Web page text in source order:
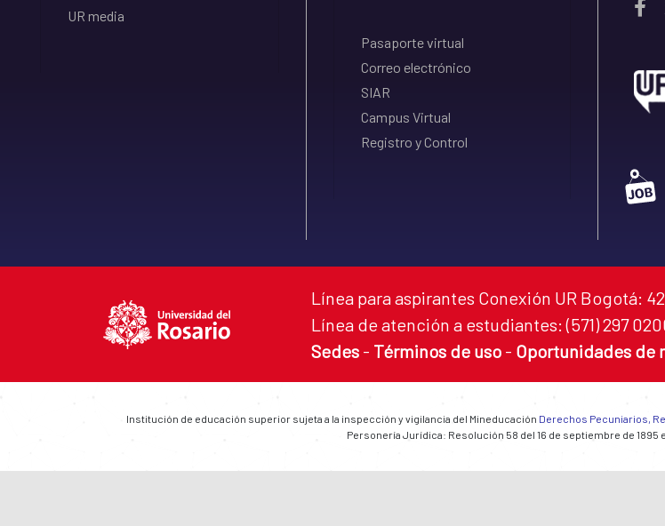
UR media
Pasaporte virtual
Correo electrónico
SIAR
Campus Virtual
Registro y Control
Línea para aspirantes Conexión UR Bogotá:
Línea de atención a estudiantes: (571) 297
Sedes - Términos de uso - Oportunidades de
Institución de educación superior sujeta a la inspección y vigilancia del Mineducación Derechos Pecuniarios,
Personería Jurídica: Resolución 58 del 16 de septiembre de 1895